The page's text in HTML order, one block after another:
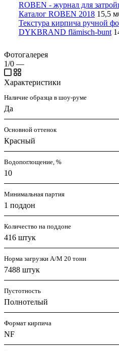
ROBEN - журнал для
Каталог ROBEN 2018 15,5
Текстура кирпича ручной
DYKBRAND flämisch-bunt
Фотогалерея
1/0 —
Характеристики
Наличие образца в шоу-руме
Да
Основной оттенок
Красный
Водопоглощение, %
10
Минимальная партия
1 поддон
Количество на поддоне
416 штук
Норма загрузки А/М 20 тонн
7488 штук
Пустотность
Полнотелый
Формат кирпича
NF